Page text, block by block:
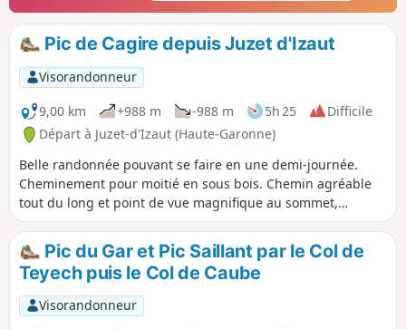
Pic de Cagire depuis Juzet d'Izaut
Visorandonneur
9,00 km
+988 m -988 m 5h 25
Difficile
Départ à Juzet-d'Izaut (Haute-Garonne)
Belle randonnée pouvant se faire en une demi-journée.
Cheminement pour moitié en sous bois. Chemin agréable
tout du long et point de vue magnifique au sommet,
pourtant modeste.
Pic du Gar et Pic Saillant par le Col de
Teyech puis le Col de Caube
Visorandonneur